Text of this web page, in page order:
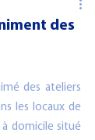
des
des ateliers
les locaux de
à domicile situé